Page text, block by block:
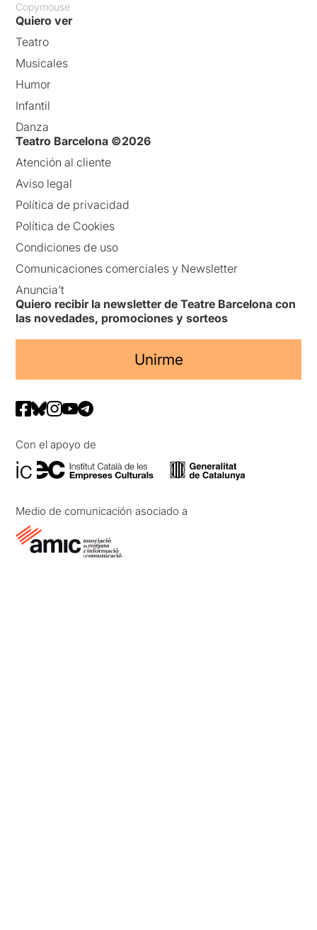
Copymouse
Quiero ver
Teatro
Musicales
Humor
Infantil
Danza
Teatro Barcelona ©2026
Atención al cliente
Aviso legal
Política de privacidad
Política de Cookies
Condiciones de uso
Comunicaciones comerciales y Newsletter
Anuncia’t
Quiero recibir la newsletter de Teatre Barcelona con
las novedades, promociones y sorteos
Unirme
Con el apoyo de
Medio de comunicación asociado a